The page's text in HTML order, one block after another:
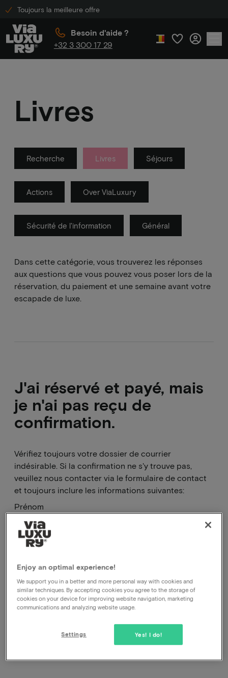
Toujours la meilleure offre
Besoin d'aide ?
+32 3 300 17 29
Livres
Recherche Livres Séjours
Actions Over ViaLuxury
Sécurité de l'information Général
Dans cette catégorie, vous trouverez les réponses
aux questions que vous pouvez vous poser lors de la
réservation, du paiement et une semaine avant votre
escapade de luxe.
J'ai réservé et payé, mais
je n'ai pas reçu de
confirmation.
Vérifiez toujours votre dossier de courrier
indésirable. Si la confirmation ne s'y trouve pas,
veuillez nous contacter via le formulaire de contact
et toujours inclure les informations suivantes:
Prénom
Nom
Adresse électronique (avec laquelle vous avez
réservé)
Prénom
Nom
Adresse électronique (utilisée pour réserver)
Identifiant de la transaction. (Vous le trouverez dans
Numéro de téléphone
Enjoy an optimal experience!
We support you in a better and more personal way with cookies and
similar techniques. By accepting cookies you agree to the storage of
cookies on your device for improving website navigation, marketing
communications and analyzing website usage.
Yes! I do!
Settings